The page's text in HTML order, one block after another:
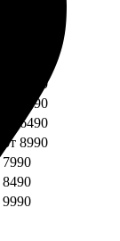
от 4990
от 5990
от 6490
от 8990
7990
8490
9990